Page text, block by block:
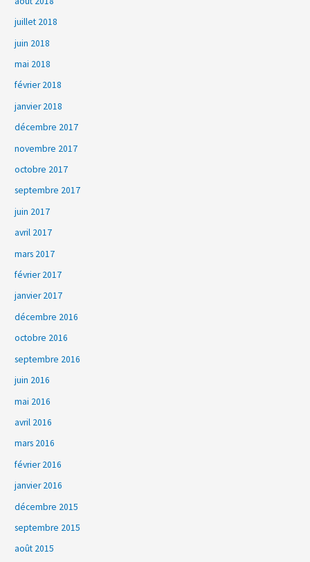
juillet 2018
juin 2018
mai 2018
février 2018
janvier 2018
décembre 2017
novembre 2017
octobre 2017
septembre 2017
juin 2017
avril 2017
mars 2017
février 2017
janvier 2017
décembre 2016
octobre 2016
septembre 2016
juin 2016
mai 2016
avril 2016
mars 2016
février 2016
janvier 2016
décembre 2015
septembre 2015
août 2015